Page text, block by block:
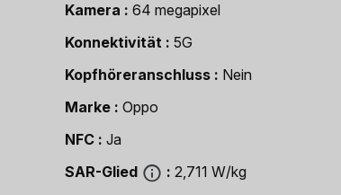
Kamera
64 megapixel
Konnektivität
5G
Kopfhöreranschluss
Nein
Marke
Oppo
NFC
Ja
SAR-Glied
2,711 W/kg